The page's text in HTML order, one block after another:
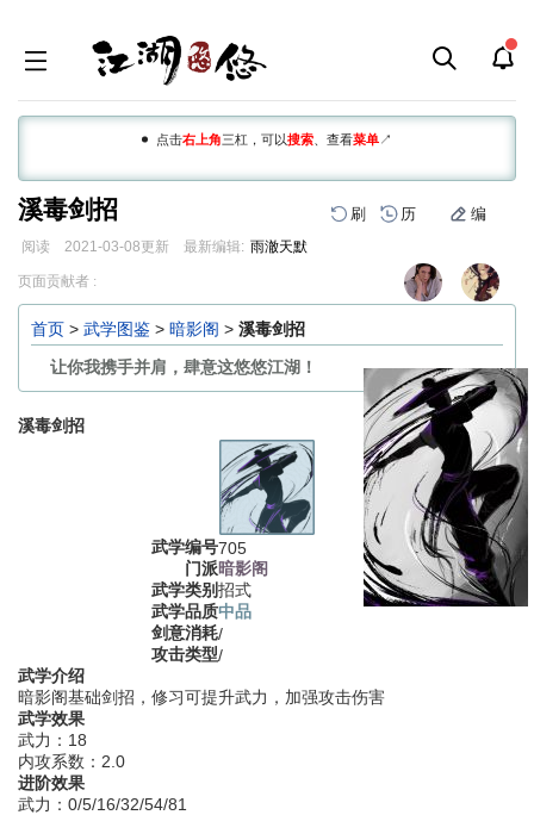
点击右上角三杠，可以搜索 、查看菜单↗
溪毒剑招 刷 历 编
阅读 2021-03-08更新 最新编辑: 雨澈天默
跳
导
航
跳
搜
索
页面贡献者 :
首页 > 武学图鉴 > 暗影阁 > 溪毒剑招
让你我携手并肩，肆意这悠悠江湖！
溪毒剑招
武学编号705
门派暗影阁
武学类别招式
武学品质中品
剑意消耗/
攻击类型/
武学介绍
暗影阁基础剑招，修习可提升武力，加强攻击伤害
武学效果
武力：18
内攻系数：2.0
进阶效果
武力：0/5/16/32/54/81